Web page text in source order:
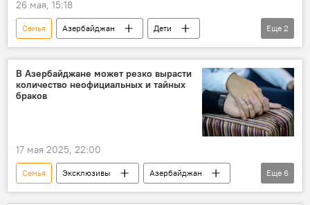
26 мая, 15:18
Семья Азербайджан
Дети
мальчики
девочки
Еще 2
В Азербайджане может резко вырасти
количество неофициальных и тайных
браков
17 мая 2025, 22:00
Семья Эксклюзивы
Азербайджан
Общество
Брак
Ранние браки
Еще 6